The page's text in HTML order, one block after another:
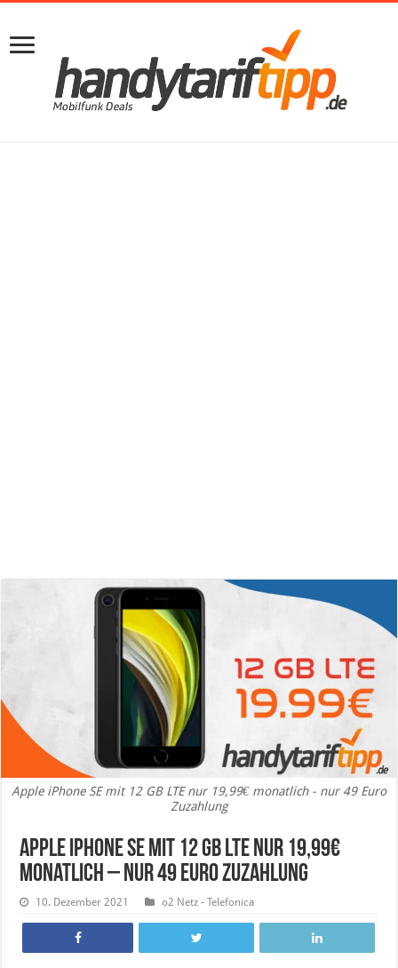
Apple iPhone SE mit 12 GB LTE nur 19,99€ monatlich - nur 49 Euro
Zuzahlung
Apple iPhone SE mit 12 GB LTE nur 19,99€
monatlich – nur 49 Euro Zuzahlung
10. Dezember 2021 o2 Netz - Telefonica